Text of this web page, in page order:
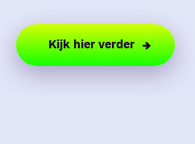
Kijk hier verder